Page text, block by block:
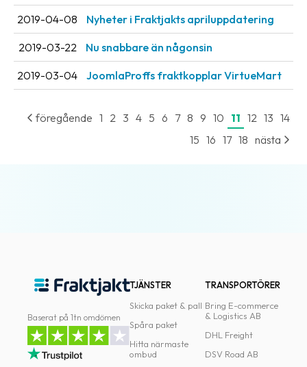
2019-04-08 Nyheter i Fraktjakts apriluppdatering
2019-03-22 Nu snabbare än någonsin
2019-03-04 JoomlaProffs fraktkopplar VirtueMart
föregående 1 2 3 4 5 6 7 8 9 10 11 12 13 14
15 16 17 18 nästa
Baserat på 1tn omdömen
TJÄNSTER
Skicka paket & pall
Spåra paket
Hitta närmaste
ombud
TRANSPORTÖRER
Bring E-commerce
& Logistics AB
DHL Freight
DSV Road AB